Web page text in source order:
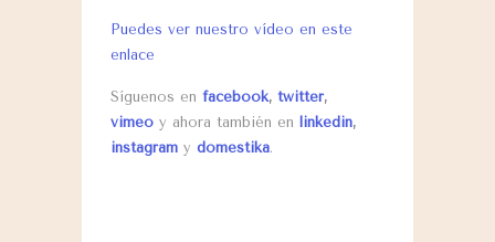
Puedes ver nuestro vídeo en este
enlace
Síguenos en facebook, twitter,
vimeo y ahora también en linkedin,
instagram y domestika.